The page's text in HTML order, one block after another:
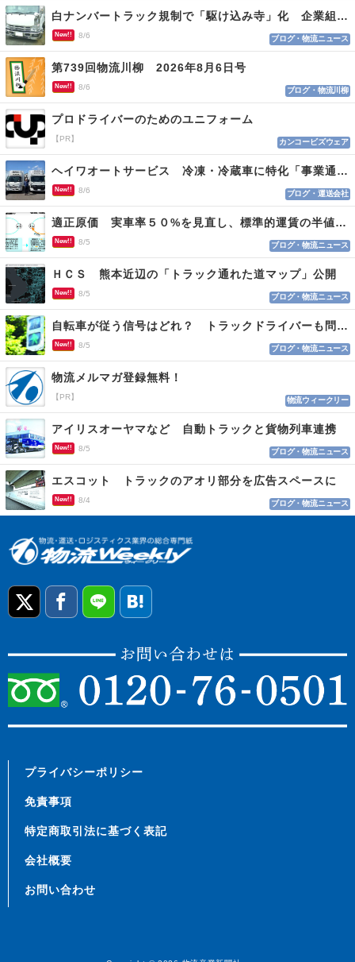
白ナンバートラック規制で「駆け込み寺」化 企業組合が入会基準を見直しへ
New!! 8/6 ブログ・物流ニュース
第739回物流川柳 2026年8月6日号
New!! 8/6 ブログ・物流川柳
プロドライバーのためのユニフォーム
【PR】 カンコービズウェア
ヘイワオートサービス 冷凍・冷蔵車に特化「事業通じ貢献目指す」
New!! 8/6 ブログ・運送会社
適正原価 実車率５０%を見直し、標準的運賃の半値の恐れも
New!! 8/5 ブログ・物流ニュース
ＨＣＳ 熊本近辺の「トラック通れた道マップ」公開
New!! 8/5 ブログ・物流ニュース
自転車が従う信号はどれ？ トラックドライバーも問われる認識
New!! 8/5 ブログ・物流ニュース
物流メルマガ登録無料！
【PR】 物流ウィークリー
アイリスオーヤマなど 自動トラックと貨物列車連携
New!! 8/5 ブログ・物流ニュース
エスコット トラックのアオリ部分を広告スペースに
New!! 8/4 ブログ・物流ニュース
プライバシーポリシー
免責事項
特定商取引法に基づく表記
会社概要
お問い合わせ